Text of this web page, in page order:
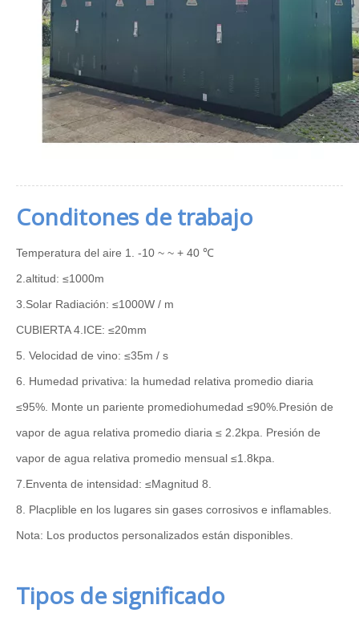
Conditones de trabajo
Temperatura del aire 1. -10 ~ ~ + 40 ℃
2.altitud: ≤1000m
3.Solar Radiación: ≤1000W / m
CUBIERTA 4.ICE: ≤20mm
5. Velocidad de vino: ≤35m / s
6. Humedad privativa: la humedad relativa promedio diaria
≤95%. Monte un pariente promediohumedad ≤90%. Presión de
vapor de agua relativa promedio diaria ≤ 2.2kpa. Presión de
vapor de agua relativa promedio mensual ≤1.8kpa.
7.Enventa de intensidad: ≤Magnitud 8.
8. Placplible en los lugares sin gases corrosivos e inflamables.
Nota: Los productos personalizados están disponibles.
Tipos de significado